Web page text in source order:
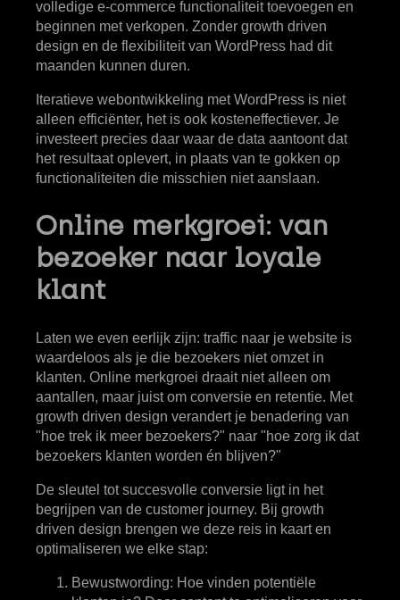
volledige e-commerce functionaliteit toevoegen en
beginnen met verkopen. Zonder growth driven
design en de flexibiliteit van WordPress had dit
maanden kunnen duren.
Iteratieve webontwikkeling met WordPress is niet
alleen efficiënter, het is ook kosteneffectiever. Je
investeert precies daar waar de data aantoont dat
het resultaat oplevert, in plaats van te gokken op
functionaliteiten die misschien niet aanslaan.
Online merkgroei: van
bezoeker naar loyale
klant
Laten we even eerlijk zijn: traffic naar je website is
waardeloos als je die bezoekers niet omzet in
klanten. Online merkgroei draait niet alleen om
aantallen, maar juist om conversie en retentie. Met
growth driven design verandert je benadering van
"hoe trek ik meer bezoekers?" naar "hoe zorg ik dat
bezoekers klanten worden én blijven?"
De sleutel tot succesvolle conversie ligt in het
begrijpen van de customer journey. Bij growth
driven design brengen we deze reis in kaart en
optimaliseren we elke stap:
Bewustwording: Hoe vinden potentiële